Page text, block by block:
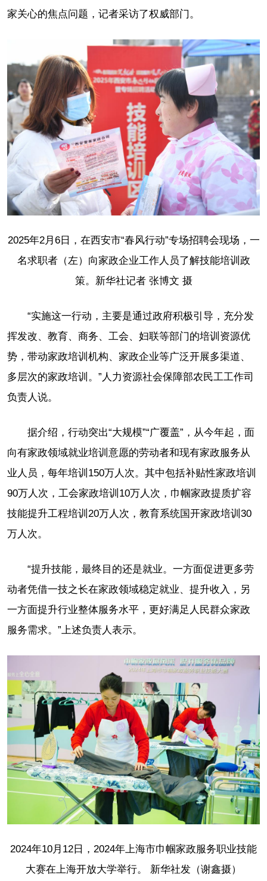
家关心的焦点问题，记者采访了权威部门。
2025年2月6日，在西安市“春风行动”专场招聘会现场，一
名求职者（左）向家政企业工作人员了解技能培训政
策。新华社记者 张博文 摄
“实施这一行动，主要是通过政府积极引导，充分发
挥发改、教育、商务、工会、妇联等部门的培训资源优
势，带动家政培训机构、家政企业等广泛开展多渠道、
多层次的家政培训。”人力资源社会保障部农民工工作司
负责人说。
据介绍，行动突出“大规模”“广覆盖”，从今年起，面
向有家政领域就业培训意愿的劳动者和现有家政服务从
业人员，每年培训150万人次。其中包括补贴性家政培训
90万人次，工会家政培训10万人次，巾帼家政提质扩容
技能提升工程培训20万人次，教育系统国开家政培训30
万人次。
“提升技能，最终目的还是就业。一方面促进更多劳
动者凭借一技之长在家政领域稳定就业、提升收入，另
一方面提升行业整体服务水平，更好满足人民群众家政
服务需求。”上述负责人表示。
2024年10月12日，2024年上海市巾帼家政服务职业技能
大赛在上海开放大学举行。 新华社发（谢鑫摄）